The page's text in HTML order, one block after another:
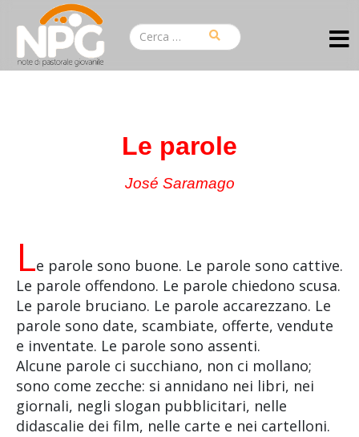
Le parole
José Saramago
Le parole sono buone. Le parole sono cattive.
Le parole offendono. Le parole chiedono scusa.
Le parole bruciano. Le parole accarezzano. Le
parole sono date, scambiate, offerte, vendute
e inventate. Le parole sono assenti.
Alcune parole ci succhiano, non ci mollano;
sono come zecche: si annidano nei libri, nei
giornali, negli slogan pubblicitari, nelle
didascalie dei film, nelle carte e nei cartelloni.